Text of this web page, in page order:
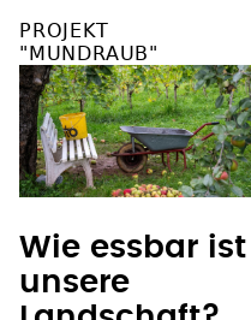
PROJEKT
"MUNDRAUB"
Wie essbar ist
unsere